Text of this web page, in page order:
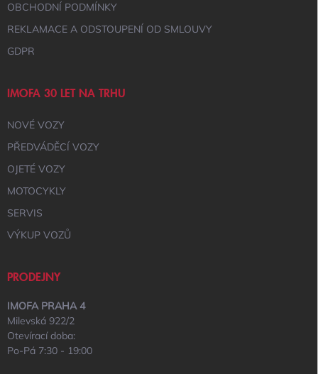
OBCHODNÍ PODMÍNKY
REKLAMACE A ODSTOUPENÍ OD SMLOUVY
GDPR
IMOFA 30 LET NA TRHU
NOVÉ VOZY
PŘEDVÁDĚCÍ VOZY
OJETÉ VOZY
MOTOCYKLY
SERVIS
VÝKUP VOZŮ
PRODEJNY
IMOFA PRAHA 4
Milevská 922/2
Otevírací doba:
Po-Pá 7:30 - 19:00